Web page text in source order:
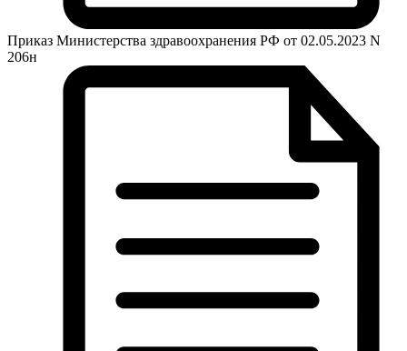
Приказ Министерства здравоохранения РФ от 02.05.2023 N
206н